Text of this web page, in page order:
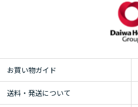
お買い物ガイド
送料・発送について